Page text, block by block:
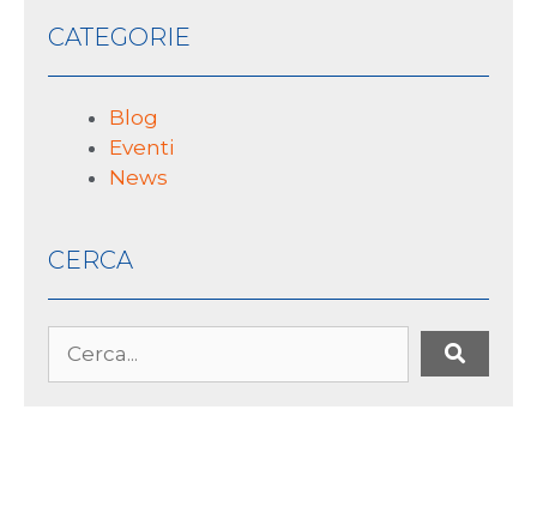
CATEGORIE
Blog
Eventi
News
CERCA